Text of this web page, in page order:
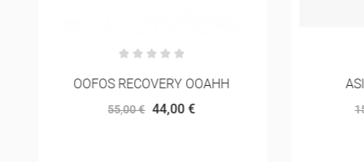
ASICS NOVABLAST 5
150,00 € 105,00 €